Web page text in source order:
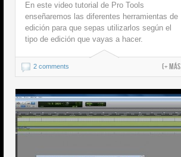
En este video tutorial de Pro Tools
enseñaremos las diferentes herramientas de
edición para que sepas utilizarlos según el
tipo de edición que vayas a hacer.
2 comments (+ más